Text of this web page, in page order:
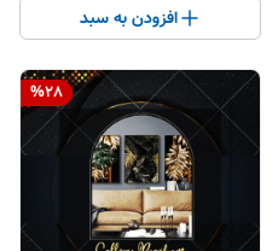
افزودن به سبد
%28